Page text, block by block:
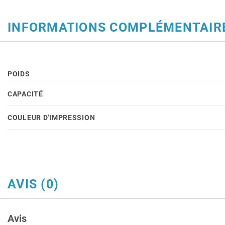
INFORMATIONS
POIDS
CAPACITÉ
COULEUR D'IMPRESSION
AVIS (0)
Avis